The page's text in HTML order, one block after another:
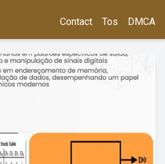
Contact Tos DMCA